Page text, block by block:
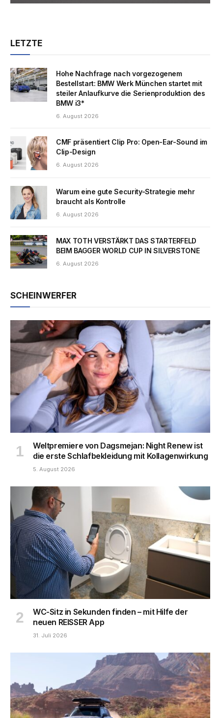
LETZTE
Hohe Nachfrage nach vorgezogenem
Bestellstart: BMW Werk München startet mit
steiler Anlaufkurve die Serienproduktion des
BMW i3*
6. August 2026
CMF präsentiert Clip Pro: Open-Ear-Sound im
Clip-Design
6. August 2026
Warum eine gute Security-Strategie mehr
braucht als Kontrolle
6. August 2026
MAX TOTH VERSTÄRKT DAS STARTERFELD
BEIM BAGGER WORLD CUP IN SILVERSTONE
6. August 2026
SCHEINWERFER
Weltpremiere von Dagsmejan: Night Renew ist
die erste Schlafbekleidung mit Kollagenwirkung
5. August 2026
WC-Sitz in Sekunden finden – mit Hilfe der
neuen REISSER App
31. Juli 2026